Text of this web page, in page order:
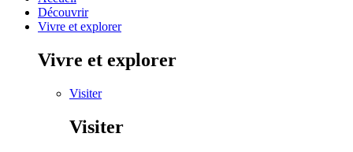
Découvrir
Vivre et explorer
Vivre et explorer
Visiter
Visiter